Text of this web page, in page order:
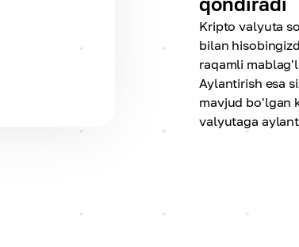
Kripto valyuta
bilan
raqamli
Aylantirish esa
mavjud bo'lgan
valyutaga